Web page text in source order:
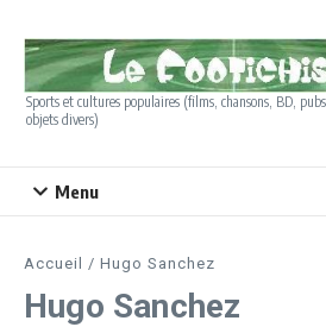
Sports et cultures populaires (films, chansons, BD,
objets divers)
Menu
Accueil / Hugo Sanchez
Hugo Sanchez